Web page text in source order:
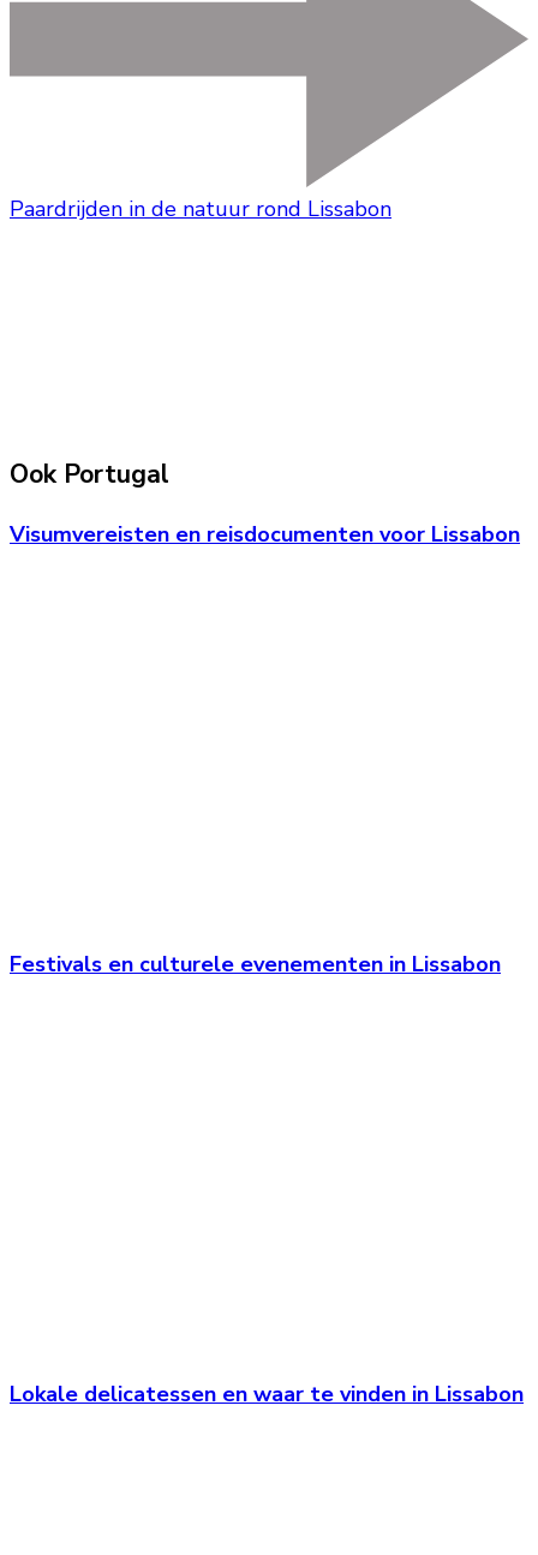
Paardrijden in de natuur rond Lissabon
Ook Portugal
Visumvereisten en reisdocumenten voor Lissabon
Festivals en culturele evenementen in Lissabon
Lokale delicatessen en waar te vinden in Lissabon